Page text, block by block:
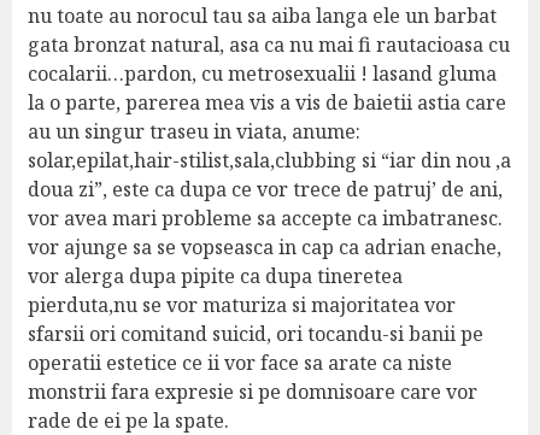
s
:
nu toate au norocul tau sa aiba langa ele un barbat
gata bronzat natural, asa ca nu mai fi rautacioasa cu
cocalarii…pardon, cu metrosexualii ! lasand gluma
la o parte, parerea mea vis a vis de baietii astia care
au un singur traseu in viata, anume:
solar,epilat,hair-stilist,sala,clubbing si “iar din nou ,a
doua zi”, este ca dupa ce vor trece de patruj’ de ani,
vor avea mari probleme sa accepte ca imbatranesc.
vor ajunge sa se vopseasca in cap ca adrian enache,
vor alerga dupa pipite ca dupa tineretea
pierduta,nu se vor maturiza si majoritatea vor
sfarsii ori comitand suicid, ori tocandu-si banii pe
operatii estetice ce ii vor face sa arate ca niste
monstrii fara expresie si pe domnisoare care vor
rade de ei pe la spate.